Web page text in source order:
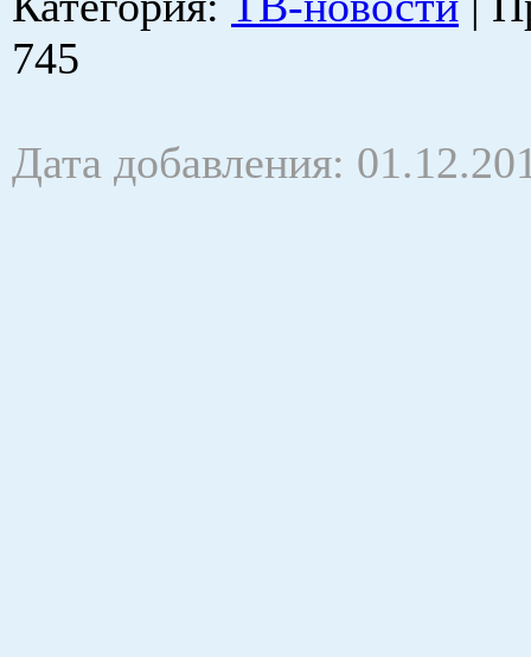
745
Дата добавления: